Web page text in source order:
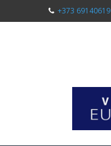
+373 69140619